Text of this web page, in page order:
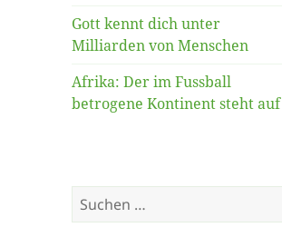
Gott kennt dich unter
Milliarden von Menschen
Afrika: Der im Fussball
betrogene Kontinent steht auf
Suche
nach: